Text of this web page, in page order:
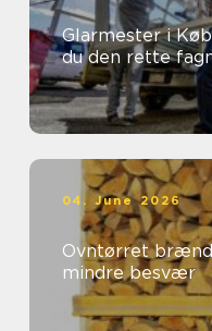
Glarmester i
du den rette
04. June 2026
Ovntørret
mindre besvær